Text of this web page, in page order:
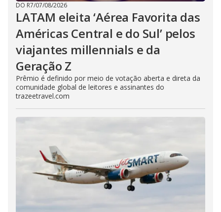
DO R7/07/08/2026
LATAM eleita ‘Aérea Favorita das
Américas Central e do Sul’ pelos
viajantes millennials e da
Geração Z
Prêmio é definido por meio de votação aberta e direta da
comunidade global de leitores e assinantes do
trazeetravel.com